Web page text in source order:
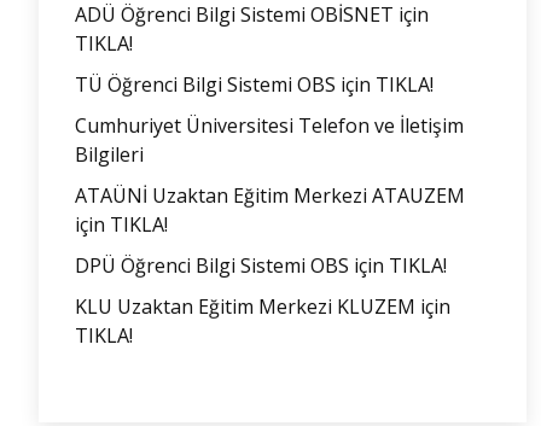
ADÜ Öğrenci Bilgi Sistemi OBİSNET için
TIKLA!
TÜ Öğrenci Bilgi Sistemi OBS için TIKLA!
Cumhuriyet Üniversitesi Telefon ve İletişim
Bilgileri
ATAÜNİ Uzaktan Eğitim Merkezi ATAUZEM
için TIKLA!
DPÜ Öğrenci Bilgi Sistemi OBS için TIKLA!
KLU Uzaktan Eğitim Merkezi KLUZEM için
TIKLA!